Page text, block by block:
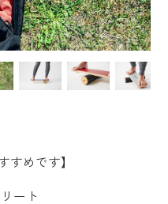
すめです】
ート